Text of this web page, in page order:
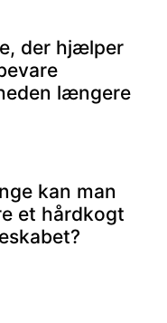
der hjælper
længere
kan man
et hårdkogt